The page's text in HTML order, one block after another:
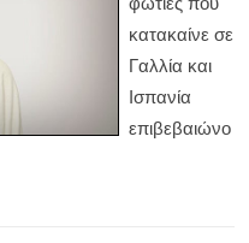
κατακαίνε σε
Γαλλία και
Ισπανία
επιβεβαιώνο